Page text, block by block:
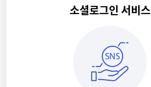
소셜로그인 서비스